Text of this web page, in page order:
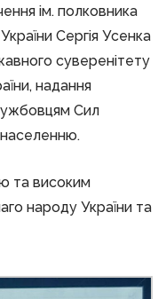
ім. полковника
Сергія Усенка
суверенітету
надання
Сил
та високим
народу України та